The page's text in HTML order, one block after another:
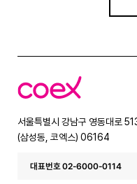
코
엑
서울특별시 강남구 영동대로
(삼성동, 코엑스) 06164
대표번호 02-6000-0114